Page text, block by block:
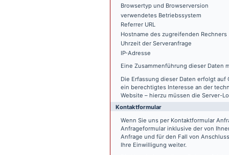
Browsertyp und Browserversion
verwendetes Betriebssystem
Referrer URL
Hostname des zugreifenden Rechners
Uhrzeit der Serveranfrage
IP-Adresse
Eine Zusammenführung dieser Daten
Die Erfassung dieser Daten erfolgt auf
ein berechtigtes Interesse an der
Website – hierzu müssen die Server-
Kontaktformular
Wenn Sie uns per Kontaktformular
Anfrageformular inklusive der von
Anfrage und für den Fall von
Ihre Einwilligung weiter.